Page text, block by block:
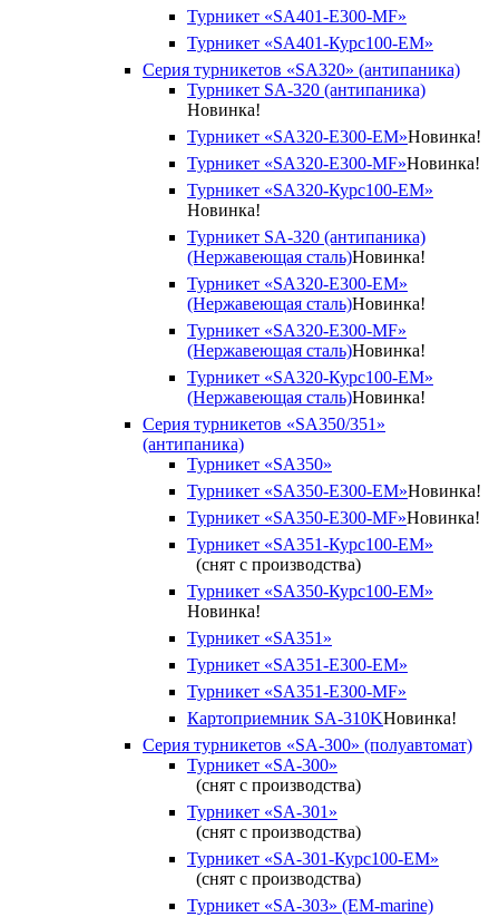
Турникет «SA401-E300-MF»
Турникет «SA401-Курс100-EM»
Серия турникетов «SA320» (антипаника)
Турникет SA-320 (антипаника)
Новинка!
Турникет «SA320-Е300-EM»Новинка!
Турникет «SA320-Е300-MF»Новинка!
Турникет «SA320-Курс100-EM»
Новинка!
Турникет SA-320 (антипаника)
(Нержавеющая сталь)Новинка!
Турникет «SA320-Е300-EM»
(Нержавеющая сталь)Новинка!
Турникет «SA320-Е300-MF»
(Нержавеющая сталь)Новинка!
Турникет «SA320-Курс100-EM»
(Нержавеющая сталь)Новинка!
Серия турникетов «SA350/351»
(антипаника)
Турникет «SA350»
Турникет «SA350-Е300-EM»Новинка!
Турникет «SA350-Е300-MF»Новинка!
Турникет «SA351-Курс100-ЕМ»
(снят с производства)
Турникет «SA350-Курс100-EM»
Новинка!
Турникет «SA351»
Турникет «SA351-Е300-ЕМ»
Турникет «SA351-Е300-MF»
Картоприемник SA-310KНовинка!
Серия турникетов «SA-300» (полуавтомат)
Турникет «SA-300»
(снят с производства)
Турникет «SA-301»
(снят с производства)
Турникет «SA-301-Курс100-ЕМ»
(снят с производства)
Турникет «SA-303» (EM-marine)